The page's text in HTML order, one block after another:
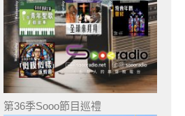
第36季Sooo節目巡禮